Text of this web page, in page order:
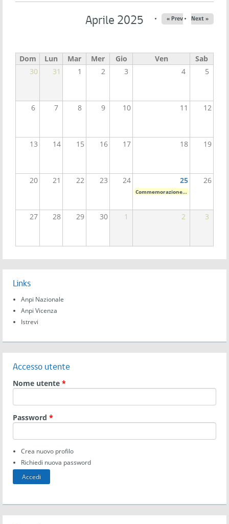
Aprile 2025 « Prev Next »
Dom Lun Mar Mer Gio Ven
Sab
30
31 1 2 3 4 5
6 7 8 9 10 11 12
13 14 15 16 17 18 19
20 21 22 23 24 25 26
Commemorazione...
27 28 29 30 1 2 3
Links
Anpi Nazionale
Anpi Vicenza
Istrevi
Accesso utente
Nome utente *
Password *
Crea nuovo profilo
Richiedi nuova password